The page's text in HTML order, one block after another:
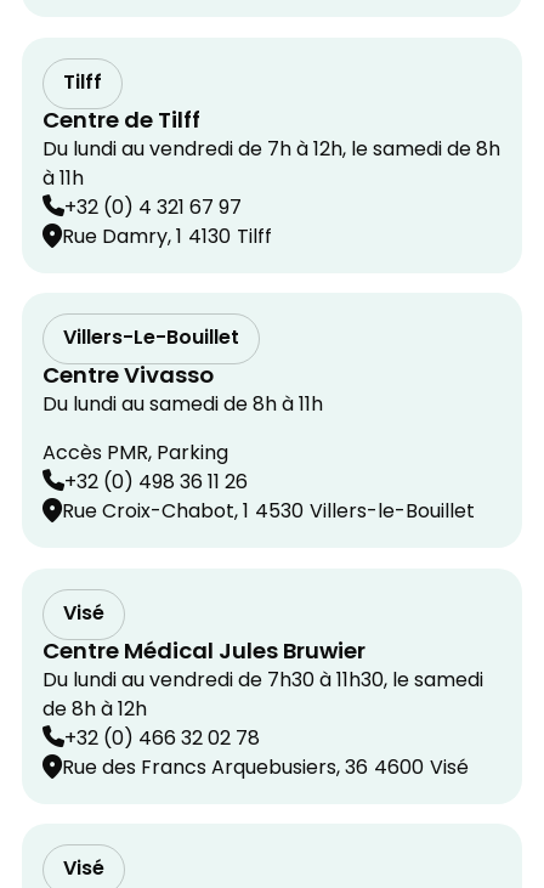
Tilff
Centre de Tilff
Du lundi au vendredi de 7h à 12h, le samedi de 8h
à 11h
+32 (0) 4 321 67 97
Rue Damry, 1 4130 Tilff
Villers-Le-Bouillet
Centre Vivasso
Du lundi au samedi de 8h à 11h
Accès PMR, Parking
+32 (0) 498 36 11 26
Rue Croix-Chabot, 1 4530 Villers-le-Bouillet
Visé
Centre Médical Jules Bruwier
Du lundi au vendredi de 7h30 à 11h30, le samedi
de 8h à 12h
+32 (0) 466 32 02 78
Rue des Francs Arquebusiers, 36 4600 Visé
Visé